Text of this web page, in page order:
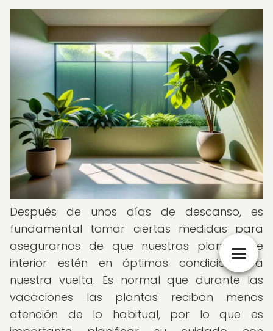
Después de unos días de descanso, es
fundamental tomar ciertas medidas para
asegurarnos de que nuestras plantas de
interior estén en óptimas condiciones a
nuestra vuelta. Es normal que durante las
vacaciones las plantas reciban menos
atención de lo habitual, por lo que es